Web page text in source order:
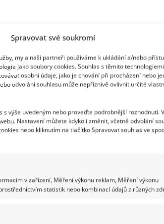
Spravovat své soukromí
my a naši partneři používáme k ukládání a/nebo
jako soubory cookies. Souhlas s těmito
osobní údaje, jako je chování při procházení nebo
odvolání souhlasu může nepříznivě ovlivnit určité
s výše uvedeným nebo proveďte podrobnější rozhodnutí.
Nastavení můžete kdykoli změnit, včetně odvolání
nebo kliknutím na tlačítko Spravovat souhlas ve
v zařízení, Měření výkonu reklam, Měření výkonu
statistik nebo kombinací údajů z různých
filmu Bastardi s podtitulem
na své dvě krásné ženy náležitě
Babicovi si i po třiceti pěti
na instagramu o ní stále mluví